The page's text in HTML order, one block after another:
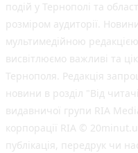
подій у Тернополі та
розміром аудиторії.
мультимедійною
висвітлюємо важливі та
Тернополя. Редакція
новини в розділ "Від
видавничої групи RIA
корпорації RIA ©
публiкацiя, передрук чи